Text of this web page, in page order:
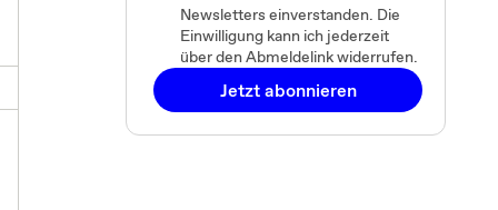
Newsletters einverstanden. Die
Einwilligung kann ich jederzeit
über den Abmeldelink widerrufen.
Jetzt abonnieren